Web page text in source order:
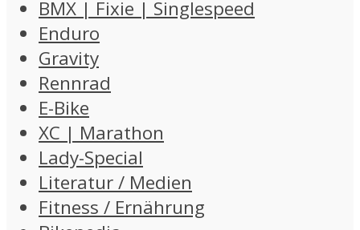
BMX | Fixie | Singlespeed
Enduro
Gravity
Rennrad
E-Bike
XC | Marathon
Lady-Special
Literatur / Medien
Fitness / Ernährung